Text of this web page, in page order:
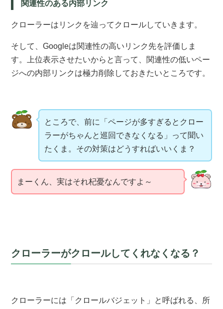
関連性のある内部リンク
クローラーはリンクを辿ってクロールしていきます。
そして、Googleは関連性の高いリンク先を評価しま
す。上位表示させたいからと言って、関連性の低いペー
ジへの内部リンクは極力削除しておきたいところです。
ところで、前に「ページが多すぎるとクロー
ラーがちゃんと巡回できなくなる」って聞い
たくま。その対策はどうすればいいくま？
まーくん、実はそれ杞憂なんですよ～
クローラーがクロールしてくれなくなる？
クローラーには「クロールバジェット」と呼ばれる、所